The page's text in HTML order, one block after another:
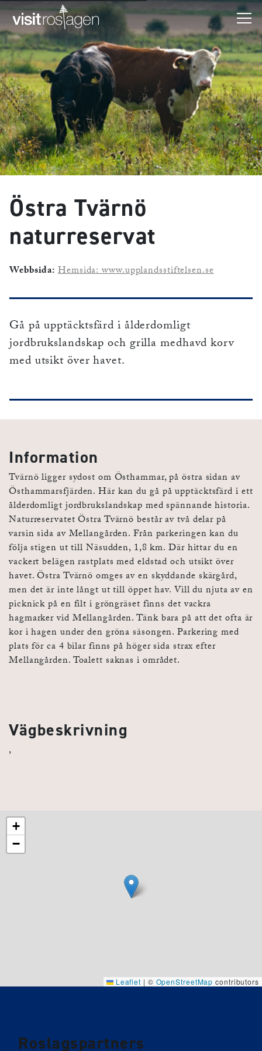
Östra Tvärnö
naturreservat
Webbsida: Hemsida: www.upplandsstiftelsen.se
Gå på upptäcktsfärd i ålderdomligt
jordbrukslandskap och grilla medhavd korv
med utsikt över havet.
Information
Tvärnö ligger sydost om Östhammar, på östra sidan av
Östhammarsfjärden. Här kan du gå på upptäcktsfärd i ett
ålderdomligt jordbrukslandskap med spännande historia.
Naturreservatet Östra Tvärnö består av två delar på
varsin sida av Mellangården. Från parkeringen kan du
följa stigen ut till Näsudden, 1,8 km. Där hittar du en
vackert belägen rastplats med eldstad och utsikt över
havet. Östra Tvärnö omges av en skyddande skärgård,
men det är inte långt ut till öppet hav. Vill du njuta av en
picknick på en filt i gröngräset finns det vackra
hagmarker vid Mellangården. Tänk bara på att det ofta är
kor i hagen under den gröna säsongen. Parkering med
plats för ca 4 bilar finns på höger sida strax efter
Mellangården. Toalett saknas i området.
Vägbeskrivning
,
+
−
Leaflet | © OpenStreetMap contributors
Roslagspartners